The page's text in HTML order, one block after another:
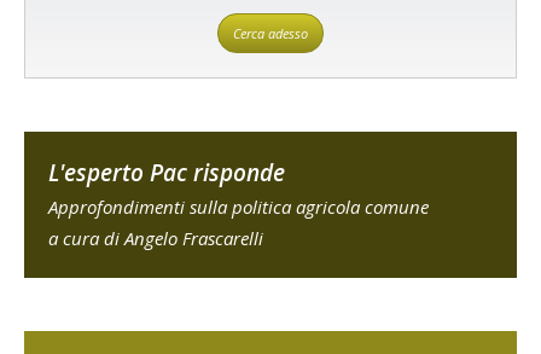
Cerca adesso
L'esperto Pac risponde
Approfondimenti sulla politica agricola comune
a cura di Angelo Frascarelli